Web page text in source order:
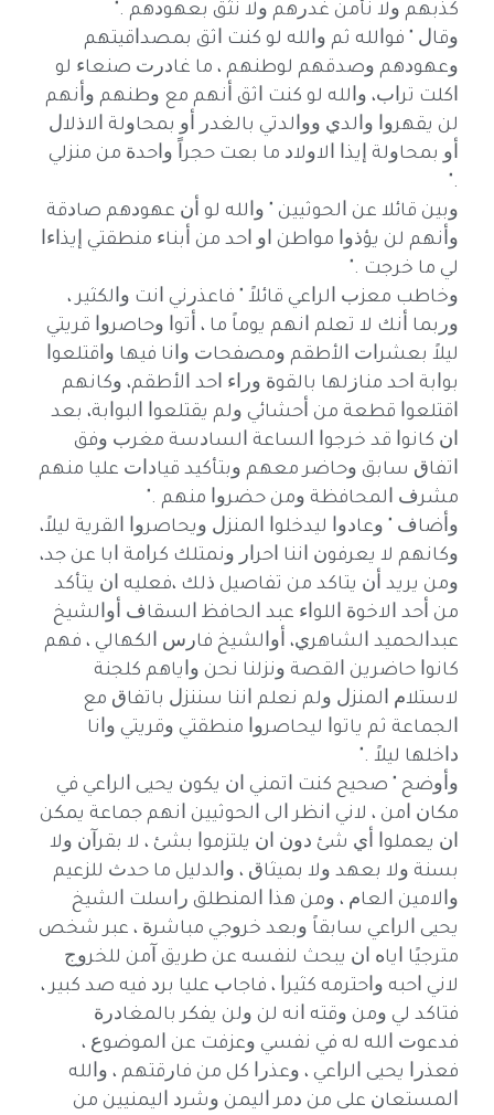
ﻛﺬﺑﻬﻢ ﻭﻻ ﻧﺄﻣﻦ ﻏﺪﺭﻫﻢ ﻭﻻ ﻧﺜﻖ ﺑﻌﻬﻮﺩﻫﻢ ."
ﻭﻗﺎﻝ " ﻓﻮﺍﻟﻠﻪ ﺛﻢ ﻭﺍﻟﻠﻪ ﻟﻮ ﻛﻨﺖ ﺍﺛﻖ ﺑﻤﺼﺪﺍﻗﻴﺘﻬﻢ
ﻭﻋﻬﻮﺩﻫﻢ ﻭﺻﺪﻗﻬﻢ ﻟﻮﻃﻨﻬﻢ ، ﻣﺎ ﻏﺎﺩﺭﺕ ﺻﻨﻌﺎﺀ ﻟﻮ
ﺍﻛﻠﺖ ﺗﺮﺍﺏ، ﻭﺍﻟﻠﻪ ﻟﻮ ﻛﻨﺖ ﺍﺛﻖ ﺃﻧﻬﻢ ﻣﻊ ﻭﻃﻨﻬﻢ ﻭﺃﻧﻬﻢ
ﻟﻦ ﻳﻘﻬﺮﻭﺍ ﻭﺍﻟﺪﻱ ﻭﻭﺍﻟﺪﺗﻲ ﺑﺎﻟﻐﺪﺭ ﺃﻭ ﺑﻤﺤﺎﻭﻟﺔ ﺍﻻﺫﻻﻝ
ﺃﻭ ﺑﻤﺤﺎﻭﻟﺔ ﺇﻳﺬﺍ ﺍﻻﻭﻻﺩ ﻣﺎ ﺑﻌﺖ ﺣﺠﺮﺍً ﻭﺍﺣﺪﺓ ﻣﻦ ﻣﻨﺰﻟﻲ
."
ﻭﺑﻴﻦ ﻗﺎﺋﻼ ﻋﻦ ﺍﻟﺤﻮﺛﻴﻴﻦ " ﻭﺍﻟﻠﻪ ﻟﻮ ﺃﻥ ﻋﻬﻮﺩﻫﻢ ﺻﺎﺩﻗﺔ
ﻭﺃﻧﻬﻢ ﻟﻦ ﻳﺆﺫﻭﺍ ﻣﻮﺍﻃﻦ ﺍﻭ ﺍﺣﺪ ﻣﻦ ﺃﺑﻨﺎﺀ ﻣﻨﻄﻘﺘﻲ ﺇﻳﺬﺍﺀﺍ
ﻟﻲ ﻣﺎ ﺧﺮﺟﺖ ."
ﻭﺧﺎﻃﺐ ﻣﻌﺰﺏ ﺍﻟﺮﺍﻋﻲ ﻗﺎﺋﻼً " ﻓﺎﻋﺬﺭﻧﻲ ﺍﻧﺖ ﻭﺍﻟﻜﺜﻴﺮ ،
ﻭﺭﺑﻤﺎ ﺃﻧﻚ ﻻ ﺗﻌﻠﻢ ﺍﻧﻬﻢ ﻳﻮﻣﺎً ﻣﺎ ، ﺃﺗﻮﺍ ﻭﺣﺎﺻﺮﻭﺍ ﻗﺮﻳﺘﻲ
ﻟﻴﻼً ﺑﻌﺸﺮﺍﺕ ﺍﻷﻃﻘﻢ ﻭﻣﺼﻔﺤﺎﺕ ﻭﺍﻧﺎ ﻓﻴﻬﺎ ﻭﺍﻗﺘﻠﻌﻮﺍ
ﺑﻮﺍﺑﺔ ﺍﺣﺪ ﻣﻨﺎﺯﻟﻬﺎ ﺑﺎﻟﻘﻮﺓ ﻭﺭﺍﺀ ﺍﺣﺪ ﺍﻷﻃﻘﻢ، ﻭﻛﺎﻧﻬﻢ
ﺍﻗﺘﻠﻌﻮﺍ ﻗﻄﻌﺔ ﻣﻦ ﺃﺣﺸﺎﺋﻲ ﻭﻟﻢ ﻳﻘﺘﻠﻌﻮﺍ ﺍﻟﺒﻮﺍﺑﺔ، ﺑﻌﺪ
ﺍﻥ ﻛﺎﻧﻮﺍ ﻗﺪ ﺧﺮﺟﻮﺍ ﺍﻟﺴﺎﻋﺔ ﺍﻟﺴﺎﺩﺳﺔ ﻣﻐﺮﺏ ﻭﻓﻖ
ﺍﺗﻔﺎﻕ ﺳﺎﺑﻖ ﻭﺣﺎﺿﺮ ﻣﻌﻬﻢ ﻭﺑﺘﺄﻛﻴﺪ ﻗﻴﺎﺩﺍﺕ ﻋﻠﻴﺎ ﻣﻨﻬﻢ
ﻣﺸﺮﻑ ﺍﻟﻤﺤﺎﻓﻈﺔ ﻭﻣﻦ ﺣﻀﺮﻭﺍ ﻣﻨﻬﻢ ."
ﻭﺃﺿﺎﻑ " ﻭﻋﺎﺩﻭﺍ ﻟﻴﺪﺧﻠﻮﺍ ﺍﻟﻤﻨﺰﻝ ﻭﻳﺤﺎﺻﺮﻭﺍ ﺍﻟﻘﺮﻳﺔ ﻟﻴﻼً،
ﻭﻛﺎﻧﻬﻢ ﻻ ﻳﻌﺮﻓﻮﻥ ﺍﻧﻨﺎ ﺍﺣﺮﺍﺭ ﻭﻧﻤﺘﻠﻚ ﻛﺮﺍﻣﺔ ﺍﺑﺎ ﻋﻦ ﺟﺪ،
ﻭﻣﻦ ﻳﺮﻳﺪ ﺃﻥ ﻳﺘﺎﻛﺪ ﻣﻦ ﺗﻔﺎﺻﻴﻞ ﺫﻟﻚ ،ﻓﻌﻠﻴﻪ ﺍﻥ ﻳﺘﺄﻛﺪ
ﻣﻦ ﺃﺣﺪ ﺍﻻﺧﻮﺓ ﺍﻟﻠﻮﺍﺀ ﻋﺒﺪ ﺍﻟﺤﺎﻓﻆ ﺍﻟﺴﻘﺎﻑ ﺃﻭﺍﻟﺸﻴﺦ
ﻋﺒﺪﺍﻟﺤﻤﻴﺪ ﺍﻟﺸﺎﻫﺮﻱ، ﺃﻭﺍﻟﺸﻴﺦ ﻓﺎﺭﺱ ﺍﻟﻜﻬﺎﻟﻲ ، ﻓﻬﻢ
ﻛﺎﻧﻮﺍ ﺣﺎﺿﺮﻳﻦ ﺍﻟﻘﺼﺔ ﻭﻧﺰﻟﻨﺎ ﻧﺤﻦ ﻭﺍﻳﺎﻫﻢ ﻛﻠﺠﻨﺔ
ﻻﺳﺘﻼﻡ ﺍﻟﻤﻨﺰﻝ ﻭﻟﻢ ﻧﻌﻠﻢ ﺍﻧﻨﺎ ﺳﻨﻨﺰﻝ ﺑﺎﺗﻔﺎﻕ ﻣﻊ
ﺍﻟﺠﻤﺎﻋﺔ ﺛﻢ ﻳﺎﺗﻮﺍ ﻟﻴﺤﺎﺻﺮﻭﺍ ﻣﻨﻄﻘﺘﻲ ﻭﻗﺮﻳﺘﻲ ﻭﺍﻧﺎ
ﺩﺍﺧﻠﻬﺎ ﻟﻴﻼً ."
ﻭﺃﻭﺿﺢ " ﺻﺤﻴﺢ ﻛﻨﺖ ﺍﺗﻤﻨﻲ ﺍﻥ ﻳﻜﻮﻥ ﻳﺤﻴﻰ ﺍﻟﺮﺍﻋﻲ ﻓﻲ
ﻣﻜﺎﻥ ﺍﻣﻦ ، ﻻﻧﻲ ﺍﻧﻈﺮ ﺍﻟﻰ ﺍﻟﺤﻮﺛﻴﻴﻦ ﺍﻧﻬﻢ ﺟﻤﺎﻋﺔ ﻳﻤﻜﻦ
ﺍﻥ ﻳﻌﻤﻠﻮﺍ ﺃﻱ ﺷﺊ ﺩﻭﻥ ﺍﻥ ﻳﻠﺘﺰﻣﻮﺍ ﺑﺸﺊ ، ﻻ ﺑﻘﺮﺁﻥ ﻭﻻ
ﺑﺴﻨﺔ ﻭﻻ ﺑﻌﻬﺪ ﻭﻻ ﺑﻤﻴﺜﺎﻕ ، ﻭﺍﻟﺪﻟﻴﻞ ﻣﺎ ﺣﺪﺙ ﻟﻠﺰﻋﻴﻢ
ﻭﺍﻻﻣﻴﻦ ﺍﻟﻌﺎﻡ ، ﻭﻣﻦ ﻫﺬﺍ ﺍﻟﻤﻨﻄﻠﻖ ﺭﺍﺳﻠﺖ ﺍﻟﺸﻴﺦ
ﻳﺤﻴﻰ ﺍﻟﺮﺍﻋﻲ ﺳﺎﺑﻘﺎً ﻭﺑﻌﺪ ﺧﺮﻭﺟﻲ ﻣﺒﺎﺷﺮﺓ ، ﻋﺒﺮ ﺷﺨﺺ
ﻣﺘﺮﺟﻴًﺎ ﺍﻳﺎﻩ ﺍﻥ ﻳﺒﺤﺚ ﻟﻨﻔﺴﻪ ﻋﻦ ﻃﺮﻳﻖ ﺁﻣﻦ ﻟﻠﺨﺮﻭﺝ
ﻻﻧﻲ ﺍﺣﺒﻪ ﻭﺍﺣﺘﺮﻣﻪ ﻛﺜﻴﺮﺍ ، ﻓﺎﺟﺎﺏ ﻋﻠﻴﺎ ﺑﺮﺩ ﻓﻴﻪ ﺻﺪ ﻛﺒﻴﺮ ،
ﻓﺘﺎﻛﺪ ﻟﻲ ﻭﻣﻦ ﻭﻗﺘﻪ ﺍﻧﻪ ﻟﻦ ﻭﻟﻦ ﻳﻔﻜﺮ ﺑﺎﻟﻤﻐﺎﺩﺭﺓ
ﻓﺪﻋﻮﺕ ﺍﻟﻠﻪ ﻟﻪ ﻓﻲ ﻧﻔﺴﻲ ﻭﻋﺰﻓﺖ ﻋﻦ ﺍﻟﻤﻮﺿﻮﻉ ،
ﻓﻌﺬﺭﺍ ﻳﺤﻴﻰ ﺍﻟﺮﺍﻋﻲ ، ﻭﻋﺬﺭﺍ ﻛﻞ ﻣﻦ ﻓﺎﺭﻗﺘﻬﻢ ، ﻭﺍﻟﻠﻪ
ﺍﻟﻤﺴﺘﻌﺎﻥ ﻋﻠﻰ ﻣﻦ ﺩﻣﺮ ﺍﻟﻴﻤﻦ ﻭﺷﺮﺩ ﺍﻟﻴﻤﻨﻴﻴﻦ ﻣﻦ